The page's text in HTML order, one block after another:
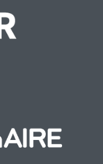
/ Т. Г.
післямова Є.
с.
Т. 5. – 496 с.